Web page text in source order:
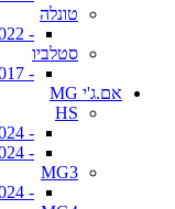
טונלה
- 2022+
סטלביו
- 2017+
אם.ג'י MG
HS
- 2018-2024
- 2024+
MG3
- 2024+